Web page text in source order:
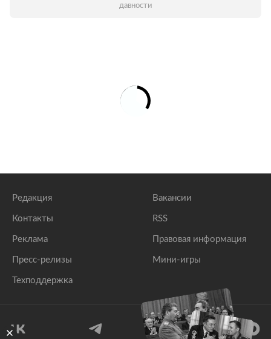
давности
Редакция
Контакты
Реклама
Пресс-релизы
Техподдержка
Вакансии
RSS
Правовая информация
Мини-игры